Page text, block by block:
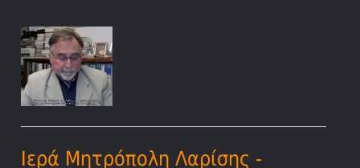
Ιερά Μητρόπολη Λαρίσης -